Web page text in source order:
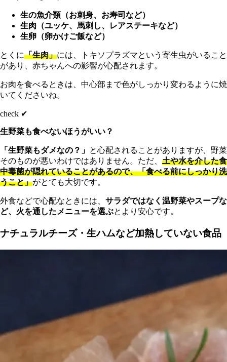
生の魚介類（お刺身、お寿司など）
生肉（ユッケ、馬刺し、レアステーキなど）
生卵（卵かけご飯など）
とくに「生肉」には、トキソプラズマという寄生虫がいること
があり、赤ちゃんへの影響が心配されます。
お肉を食べるときは、中心部まで色がしっかり変わるように焼
いてくださいね。
check ✔︎
生野菜も食べないほうがいい？
「生野菜もダメなの？」 と心配されることがありますが、野菜
そのものが悪いわけではありません。ただ、 土や水を介した食
中毒菌が隠れていることがあるので、「食べる前にしっかり洗
うこと」がとても大切です。
外食などで心配なときには、 サラダではなく温野菜やスープな
ど、火を通したメニューを選ぶとより安心です。
ナチュラルチーズ・生ハムなど加熱していない食品